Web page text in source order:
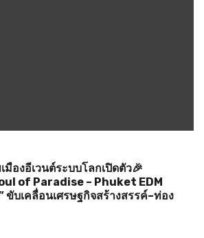
มืองอีเวนต์ระบบโลกเปิดตัว🎉
of Paradise – Phuket EDM
บเคลื่อนเศรษฐกิจสร้างสรรค์–ท่อง